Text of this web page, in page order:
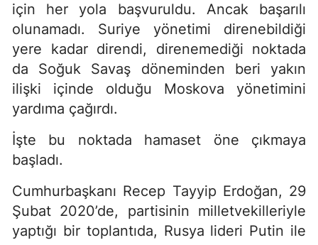
için her yola başvuruldu. Ancak başarılı
olunamadı. Suriye yönetimi direnebildiği
yere kadar direndi, direnemediği noktada
da Soğuk Savaş döneminden beri yakın
ilişki içinde olduğu Moskova yönetimini
yardıma çağırdı.
İşte bu noktada hamaset öne çıkmaya
başladı.
Cumhurbaşkanı Recep Tayyip Erdoğan, 29
Şubat 2020’de, partisinin milletvekilleriyle
yaptığı bir toplantıda, Rusya lideri Putin ile